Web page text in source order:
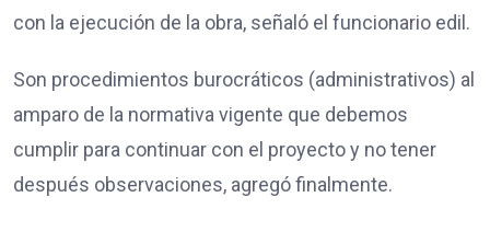
con la ejecución de la obra, señaló el funcionario edil.
Son procedimientos burocráticos (administrativos) al
amparo de la normativa vigente que debemos
cumplir para continuar con el proyecto y no tener
después observaciones, agregó finalmente.